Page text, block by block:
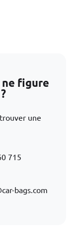
figure
une
715
bags.com